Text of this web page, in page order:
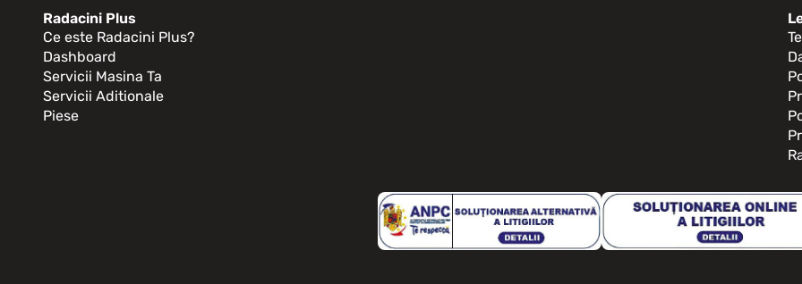
Radacini Plus
Ce este Radacini Plus?
Dashboard
Servicii Masina Ta
Servicii Aditionale
Piese